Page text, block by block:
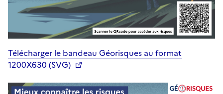
Télécharger le bandeau Géorisques au format
1200X630 (SVG)